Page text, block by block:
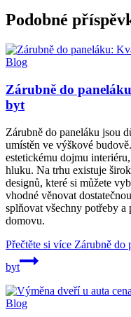
Podobné
Blog
Zárubně do
byt
Zárubně do paneláku jsou
umístěn ve výškové
estetickému dojmu
hluku. Na trhu existuje
designů, které si můžete
vhodné věnovat
splňovat všechny potřeby
domovu.
Přečtěte si více Zárubně do
byt
Blog